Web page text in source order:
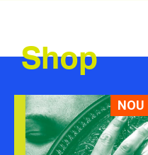
Shop
NOU